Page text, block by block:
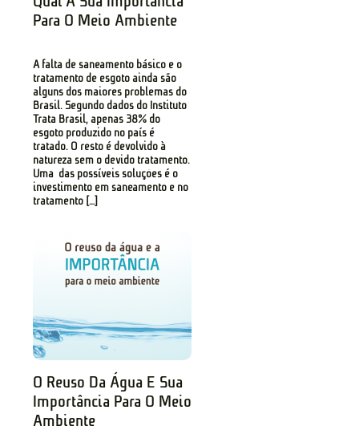
Para O Meio Ambiente
A falta de saneamento básico e o
tratamento de esgoto ainda são
alguns dos maiores problemas do
Brasil. Segundo dados do Instituto
Trata Brasil, apenas 38% do
esgoto produzido no país é
tratado. O resto é devolvido à
natureza sem o devido tratamento.
Uma das possíveis soluções é o
investimento em saneamento e no
tratamento […]
O Reuso Da Água E Sua
Importância Para O Meio
Ambiente